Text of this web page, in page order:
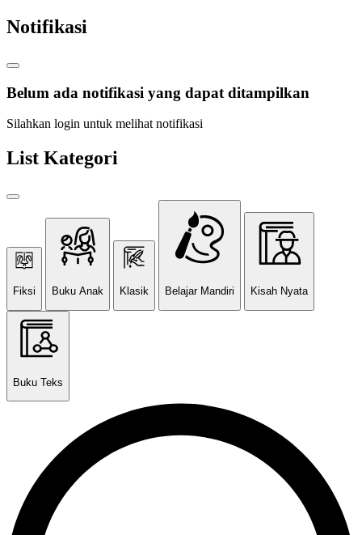
Notifikasi
Belum ada notifikasi yang dapat ditampilkan
Silahkan login untuk melihat notifikasi
List Kategori
Fiksi Buku Anak Klasik Belajar Mandiri Kisah Nyata
Buku Teks